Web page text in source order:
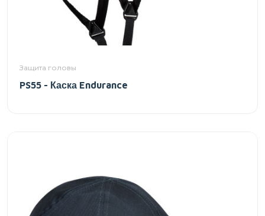
Защита головы
PS55 - Каска Endurance